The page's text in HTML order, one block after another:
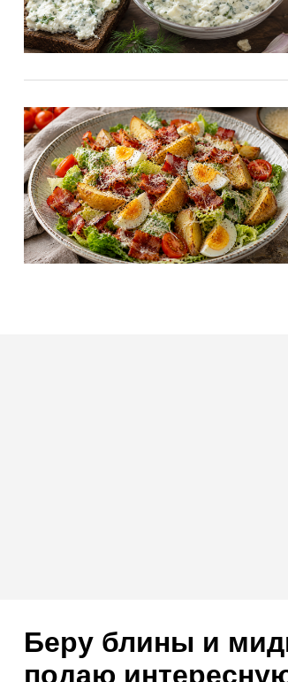
Беру блины и
подаю